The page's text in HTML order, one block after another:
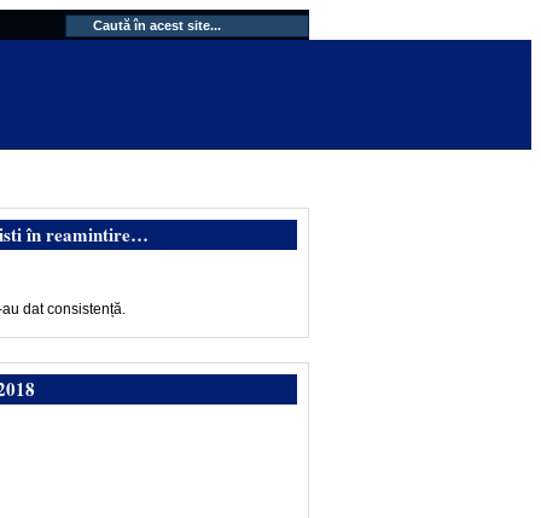
în reamintire…
dat consistență.